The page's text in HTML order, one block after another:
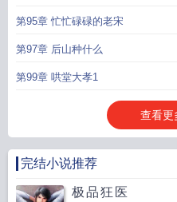
第95章 忙忙碌碌的老宋
第97章 后山种什么
第99章 哄堂大孝1
查看更
完结小说推荐
极品狂医